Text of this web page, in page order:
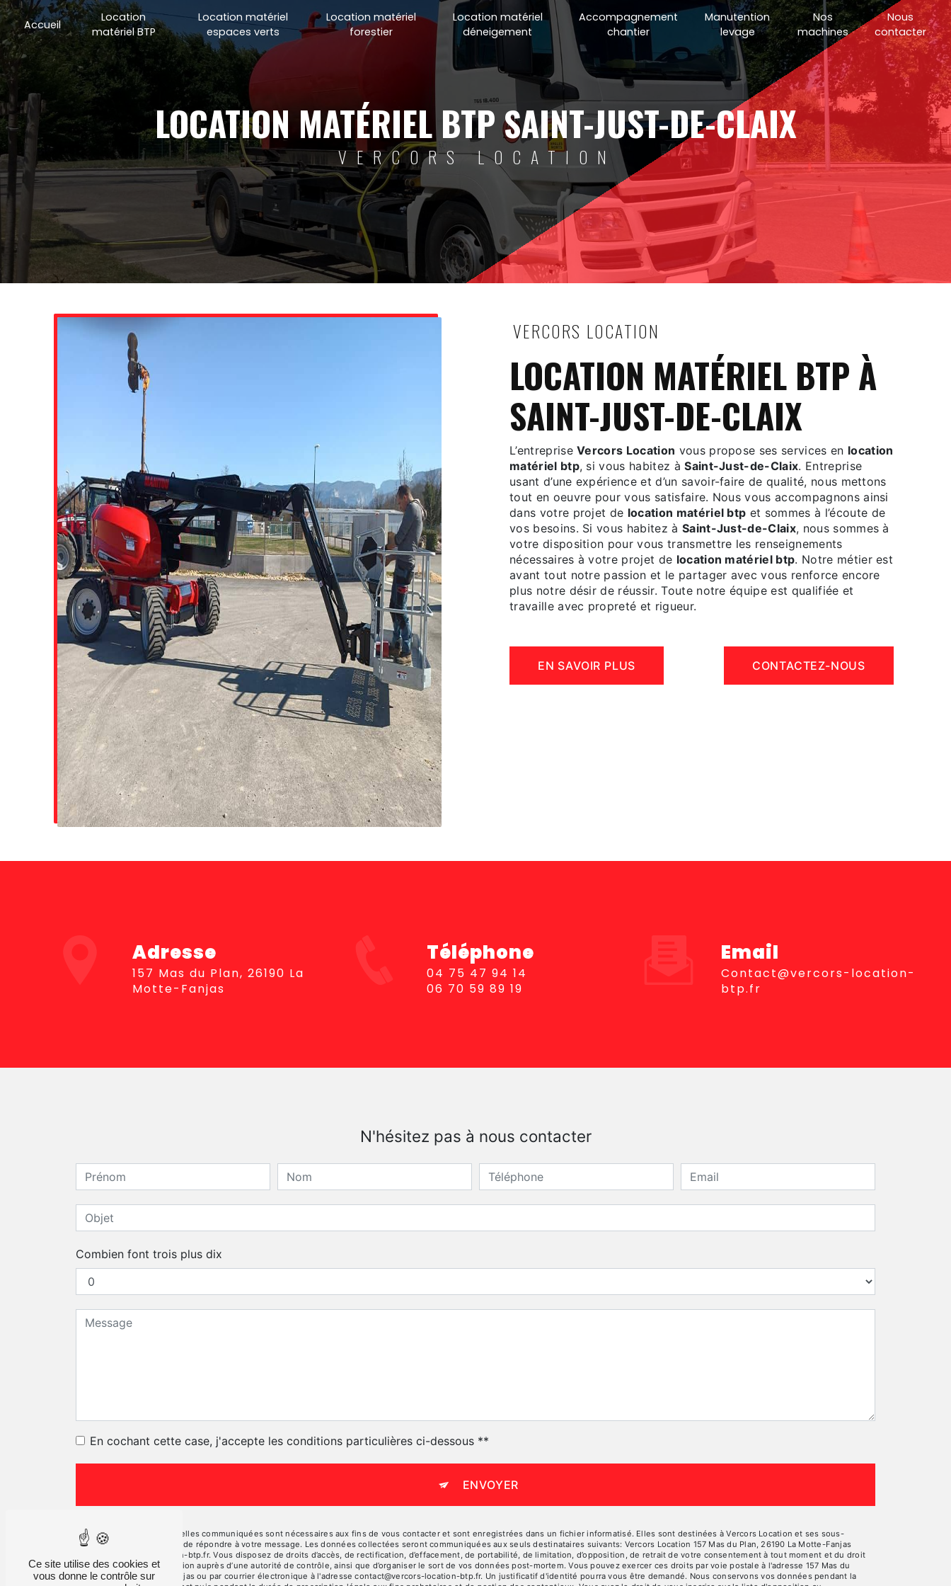
Accueil
Location
matériel BTP
Location matériel
espaces verts
Location matériel
forestier
Location matériel
déneigement
Accompagnement
chantier
Manutention
levage
Nos
machines
Nous
contacter
LOCATION MATÉRIEL BTP SAINT-JUST-DE-CLAIX
VERCORS LOCATION
VERCORS LOCATION
LOCATION MATÉRIEL BTP À
SAINT-JUST-DE-CLAIX
L’entrepriseVercors Location vous propose ses services en location
matériel btp, si vous habitez àSaint-Just-de-Claix. Entreprise
usant d’une expérience et d’un savoir-faire de qualité, nous mettons
tout en oeuvre pour vous satisfaire. Nous vous accompagnons ainsi
dans votre projet de location matériel btp et sommes à l’écoute de
vos besoins. Si vous habitez à Saint-Just-de-Claix, nous sommes à
votre disposition pour vous transmettre les renseignements
nécessaires à votre projet de location matériel btp. Notre métier est
avant tout notre passion et le partager avec vous renforce encore
plus notre désir de réussir. Toute notre équipe est qualifiée et
travaille avec propreté et rigueur.
EN SAVOIR PLUS CONTACTEZ-NOUS
Adresse
157 Mas du Plan, 26190 La
Motte-Fanjas
Téléphone
04 75 47 94 14
06 70 59 89 19
Email
contact@vercors-location-
btp.fr
N'hésitez pas à nous contacter
Combien font trois plus dix
En cochant cette case, j'accepte les conditions particulières ci-dessous **
ENVOYER
** Les données personnelles communiquées sont nécessaires aux fins de vous contacter et sont enregistrées dans un fichier informatisé. Elles sont destinées à Vercors Location et ses sous-
traitants dans le seul but de répondre à votre message. Les données collectées seront communiquées aux seuls destinataires suivants: Vercors Location 157 Mas du Plan, 26190 La Motte-Fanjas
contact@vercors-location-btp.fr. Vous disposez de droits d’accès, de rectification, d’effacement, de portabilité, de limitation, d’opposition, de retrait de votre consentement à tout moment et du droit
d’introduire une réclamation auprès d’une autorité de contrôle, ainsi que d’organiser le sort de vos données post-mortem. Vous pouvez exercer ces droits par voie postale à l'adresse 157 Mas du
Plan, 26190 La Motte-Fanjas ou par courrier électronique à l'adresse contact@vercors-location-btp.fr. Un justificatif d'identité pourra vous être demandé. Nous conservons vos données pendant la
Panneau de gestion des cookies
Ce site utilise des cookies et
vous donne le contrôle sur